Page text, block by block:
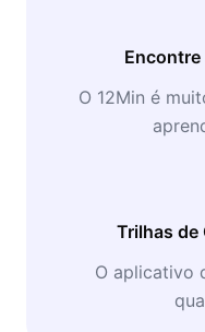
O 12Min é
Trilhas de
O aplicativo